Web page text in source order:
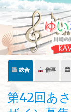
Skip
content
総合 催事 🏛
第42回あ